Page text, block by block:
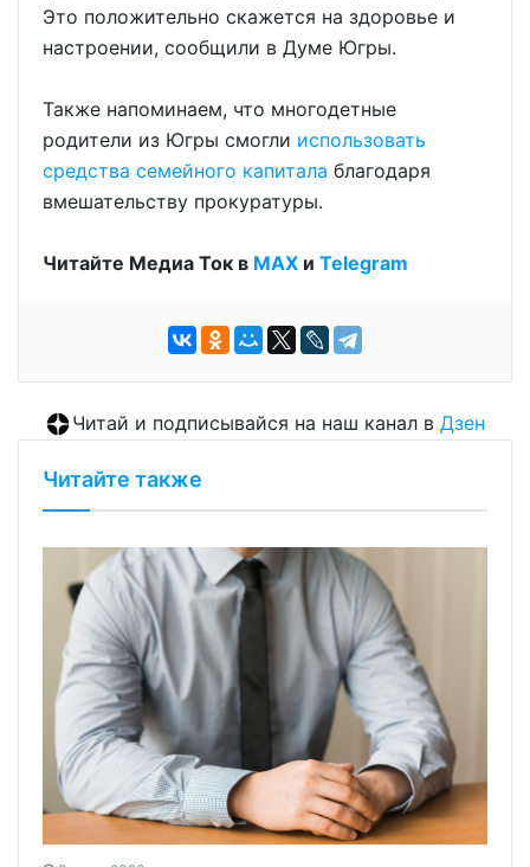
Это положительно скажется на здоровье и
настроении, сообщили в Думе Югры.
Также напоминаем, что многодетные
родители из Югры смогли использовать
средства семейного капитала благодаря
вмешательству прокуратуры.
Читайте Медиа Ток в МАХ и Telegram
Читай и подписывайся на наш канал в Дзен
Читайте также